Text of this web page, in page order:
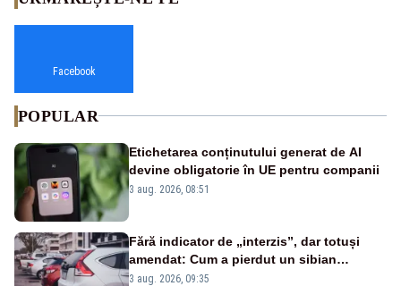
Facebook
POPULAR
Etichetarea conținutului generat de AI
devine obligatorie în UE pentru companii
3 aug. 2026, 08:51
Fără indicator de „interzis”, dar totuși
amendat: Cum a pierdut un sibian
procesul pentru o parcare în centrul
3 aug. 2026, 09:35